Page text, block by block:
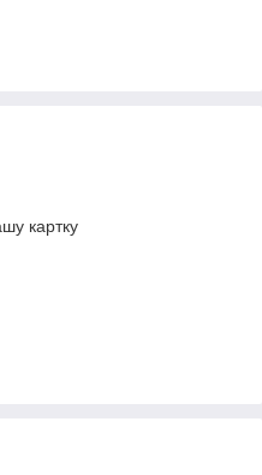
картку